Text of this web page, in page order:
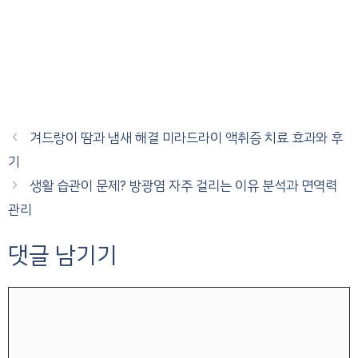
겨드랑이 땀과 냄새 해결 미라드라이 액취증 치료 효과와 후
기
생활 습관이 문제? 방광염 자주 걸리는 이유 분석과 면역력
관리
댓글 남기기